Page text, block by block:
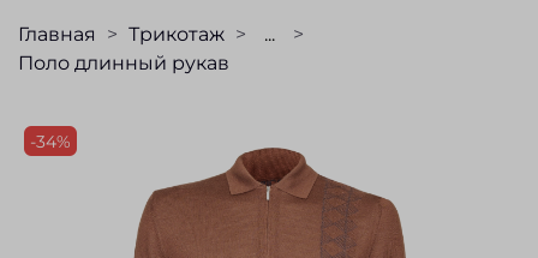
Главная Трикотаж
...
Поло длинный рукав
-34%